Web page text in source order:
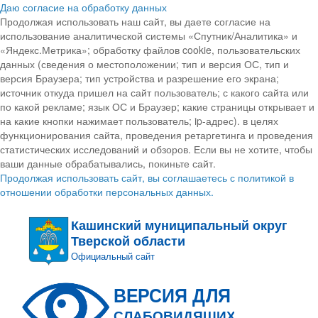
Даю согласие на обработку данных
Продолжая использовать наш сайт, вы даете согласие на
использование аналитической системы «Спутник/Аналитика» и
«Яндекс.Метрика»; обработку файлов cookie, пользовательских
данных (сведения о местоположении; тип и версия ОС, тип и
версия Браузера; тип устройства и разрешение его экрана;
источник откуда пришел на сайт пользователь; с какого сайта или
по какой рекламе; язык ОС и Браузер; какие страницы открывает и
на какие кнопки нажимает пользователь; ip-адрес). в целях
функционирования сайта, проведения ретаргетинга и проведения
статистических исследований и обзоров. Если вы не хотите, чтобы
ваши данные обрабатывались, покиньте сайт.
Продолжая использовать сайт, вы соглашаетесь с политикой в
отношении обработки персональных данных.